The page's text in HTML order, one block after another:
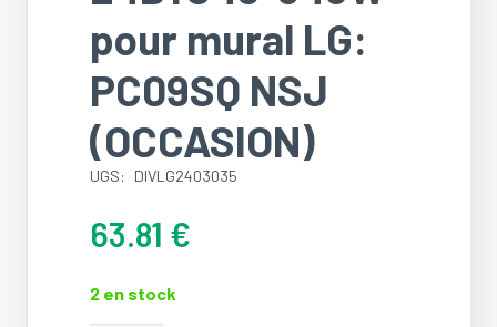
pour mural LG:
PC09SQ NSJ
(OCCASION)
UGS: DIVLG2403035
63.81 €
2 en stock